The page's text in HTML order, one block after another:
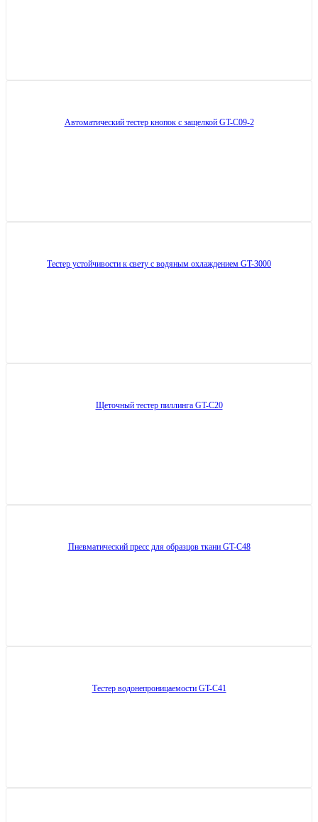
Автоматический тестер кнопок с защелкой GT-C09-2
Тестер устойчивости к свету с водяным охлаждением GT-3000
Щеточный тестер пиллинга GT-C20
Пневматический пресс для образцов ткани GT-C48
Тестер водонепроницаемости GT-C41